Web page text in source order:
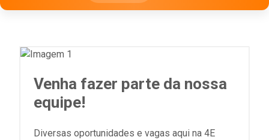
Venha fazer parte da nossa
equipe!
Diversas oportunidades e vagas aqui na 4E